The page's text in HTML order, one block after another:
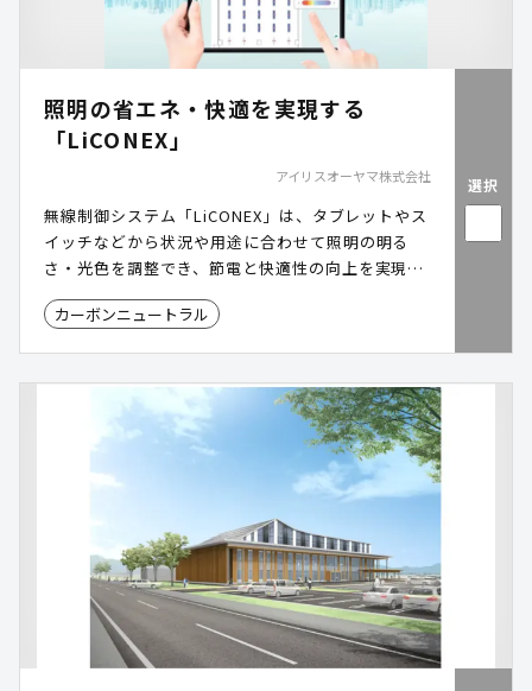
照明の省エネ・快適を実現する
「LiCONEX」
アイリスオーヤマ株式会社
無線制御システム「LiCONEX」は、タブレットやス
イッチなどから状況や用途に合わせて照明の明る
さ・光色を調整でき、節電と快適性の向上を実現し
ます。
カーボンニュートラル
選択